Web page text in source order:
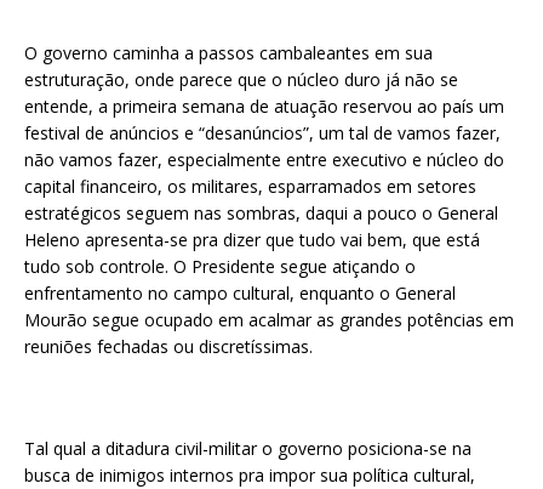
O governo caminha a passos cambaleantes em sua
estruturação, onde parece que o núcleo duro já não se
entende, a primeira semana de atuação reservou ao país um
festival de anúncios e “desanúncios”, um tal de vamos fazer,
não vamos fazer, especialmente entre executivo e núcleo do
capital financeiro, os militares, esparramados em setores
estratégicos seguem nas sombras, daqui a pouco o General
Heleno apresenta-se pra dizer que tudo vai bem, que está
tudo sob controle. O Presidente segue atiçando o
enfrentamento no campo cultural, enquanto o General
Mourão segue ocupado em acalmar as grandes potências em
reuniões fechadas ou discretíssimas.
Tal qual a ditadura civil-militar o governo posiciona-se na
busca de inimigos internos pra impor sua política cultural,